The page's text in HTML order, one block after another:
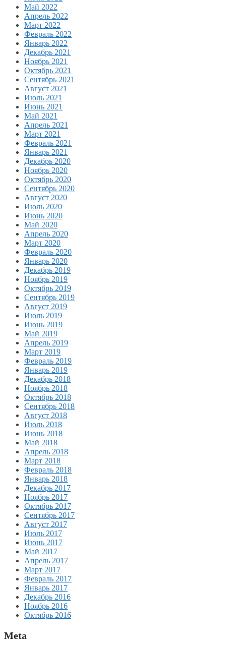
Май 2022
Апрель 2022
Март 2022
Февраль 2022
Январь 2022
Декабрь 2021
Ноябрь 2021
Октябрь 2021
Сентябрь 2021
Август 2021
Июль 2021
Июнь 2021
Май 2021
Апрель 2021
Март 2021
Февраль 2021
Январь 2021
Декабрь 2020
Ноябрь 2020
Октябрь 2020
Сентябрь 2020
Август 2020
Июль 2020
Июнь 2020
Май 2020
Апрель 2020
Март 2020
Февраль 2020
Январь 2020
Декабрь 2019
Ноябрь 2019
Октябрь 2019
Сентябрь 2019
Август 2019
Июль 2019
Июнь 2019
Май 2019
Апрель 2019
Март 2019
Февраль 2019
Январь 2019
Декабрь 2018
Ноябрь 2018
Октябрь 2018
Сентябрь 2018
Август 2018
Июль 2018
Июнь 2018
Май 2018
Апрель 2018
Март 2018
Февраль 2018
Январь 2018
Декабрь 2017
Ноябрь 2017
Октябрь 2017
Сентябрь 2017
Август 2017
Июль 2017
Июнь 2017
Май 2017
Апрель 2017
Март 2017
Февраль 2017
Январь 2017
Декабрь 2016
Ноябрь 2016
Октябрь 2016
Meta